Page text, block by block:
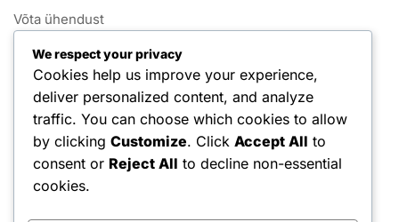
Võta ühendust
Teave
Andmekaitsepoliitika
Kategooriad
1v1 Pickleballi mängureeglid
We respect your privacy
Cookies help us improve your experience,
deliver personalized content, and analyze
traffic. You can choose which cookies to allow
by clicking Customize. Click Accept All to
consent or Reject All to decline non-essential
cookies.